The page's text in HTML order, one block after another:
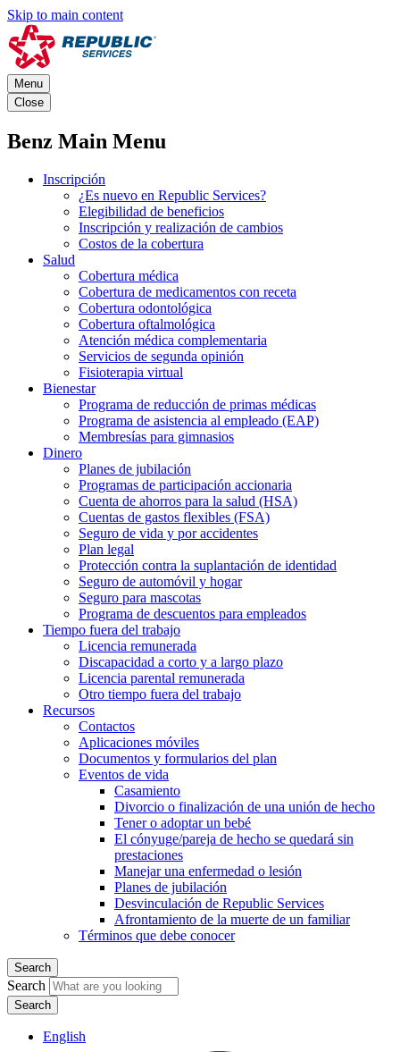
Skip to main content
Menu
Close
Benz Main Menu
Inscripción
¿Es nuevo en Republic Services?
Elegibilidad de beneficios
Inscripción y realización de cambios
Costos de la cobertura
Salud
Cobertura médica
Cobertura de medicamentos con receta
Cobertura odontológica
Cobertura oftalmológica
Atención médica complementaria
Servicios de segunda opinión
Fisioterapia virtual
Bienestar
Programa de reducción de primas médicas
Programa de asistencia al empleado (EAP)
Membresías para gimnasios
Dinero
Planes de jubilación
Programas de participación accionaria
Cuenta de ahorros para la salud (HSA)
Cuentas de gastos flexibles (FSA)
Seguro de vida y por accidentes
Plan legal
Protección contra la suplantación de identidad
Seguro de automóvil y hogar
Seguro para mascotas
Programa de descuentos para empleados
Tiempo fuera del trabajo
Licencia remunerada
Discapacidad a corto y a largo plazo
Licencia parental remunerada
Otro tiempo fuera del trabajo
Recursos
Contactos
Aplicaciones móviles
Documentos y formularios del plan
Eventos de vida
Casamiento
Divorcio o finalización de una unión de hecho
Tener o adoptar un bebé
El cónyuge/pareja de hecho se quedará sin
prestaciones
Manejar una enfermedad o lesión
Planes de jubilación
Desvinculación de Republic Services
Afrontamiento de la muerte de un familiar
Términos que debe conocer
Search
Search
English